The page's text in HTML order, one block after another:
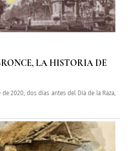
LA HISTORIA DE
2020, dos días antes del Día de la Raza,